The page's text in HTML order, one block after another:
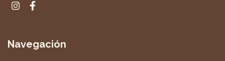
Navegación